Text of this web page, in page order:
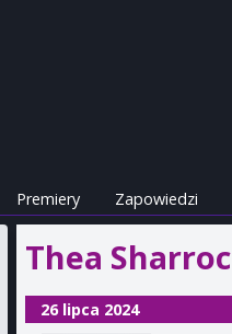
Premiery Zapowiedzi
Thea
26 lipca 2024